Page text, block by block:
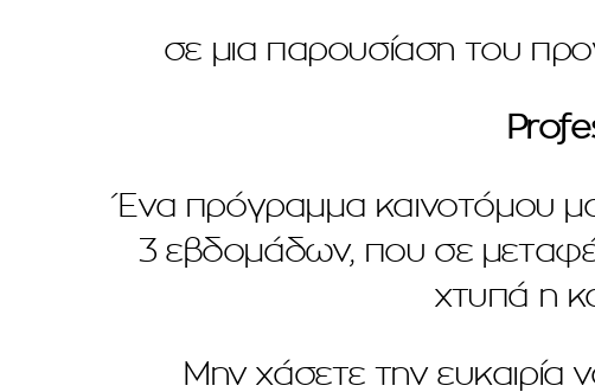
σε μια παρουσίαση του
Ένα πρόγραμμα καινοτόμου
3 εβδομάδων, που σε
χτυπά η
Μην χάσετε την